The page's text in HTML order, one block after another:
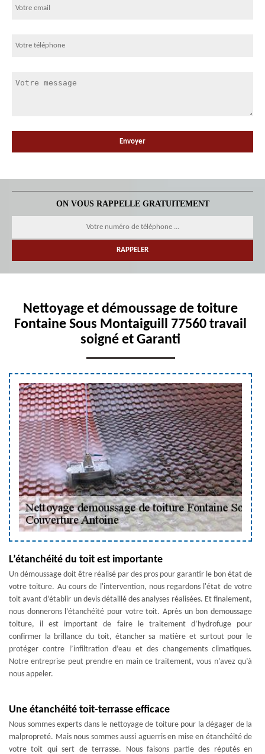
ON VOUS RAPPELLE GRATUITEMENT
Nettoyage et démoussage de toiture
Fontaine Sous Montaiguill 77560 travail
soigné et Garanti
L’étanchéité du toit est importante
Un démoussage doit être réalisé par des pros pour garantir le bon état de
votre toiture. Au cours de l'intervention, nous regardons l'état de votre
toit avant d’établir un devis détaillé des analyses réalisées. Et finalement,
nous donnerons l’étanchéité pour votre toit. Après un bon demoussage
toiture, il est important de faire le traitement d’hydrofuge pour
confirmer la brillance du toit, étancher sa matière et surtout pour le
protéger contre l’infiltration d’eau et des changements climatiques.
Notre entreprise peut prendre en main ce traitement, vous n’avez qu’à
nous appeler.
Une étanchéité toit-terrasse efficace
Nous sommes experts dans le nettoyage de toiture pour la dégager de la
malpropreté. Mais nous sommes aussi aguerris en mise en étanchéité de
votre toit qui sert de terrasse. Nous faisons partie des réputés en